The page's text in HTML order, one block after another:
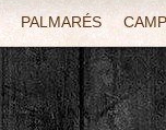
PALMARÉS